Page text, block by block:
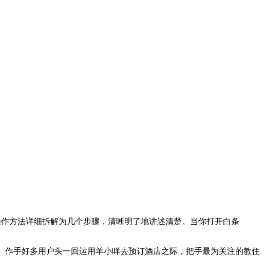
方法详细拆解为几个步骤，清晰明了地讲述清楚。当你打开白条
手好多用户头一回运用羊小咩去预订酒店之际，把手最为关注的教住